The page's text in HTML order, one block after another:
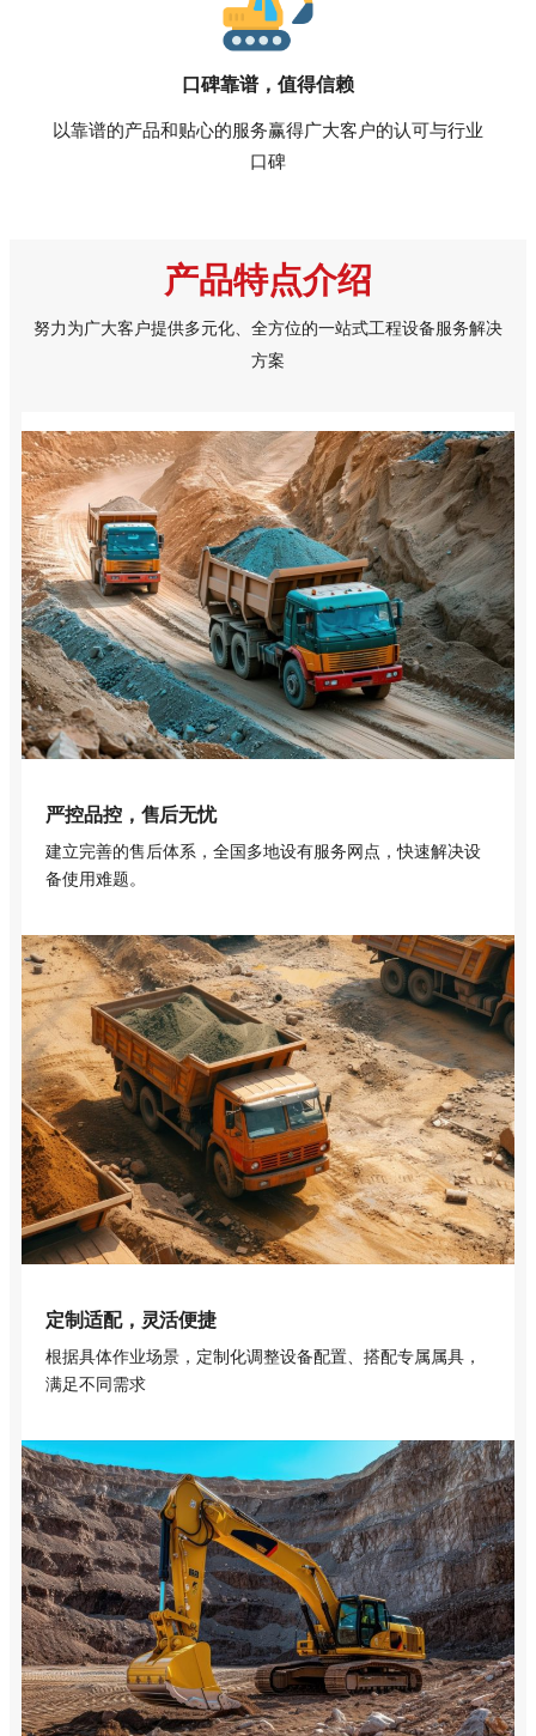
口碑靠谱，值得信赖
以靠谱的产品和贴心的服务赢得广大客户的认可与行业
口碑
产品特点介绍
努力为广大客户提供多元化、全方位的一站式工程设备服务解决
方案
严控品控，售后无忧
建立完善的售后体系，全国多地设有服务网点，快速解决设
备使用难题。
定制适配，灵活便捷
根据具体作业场景，定制化调整设备配置、搭配专属属具，
满足不同需求